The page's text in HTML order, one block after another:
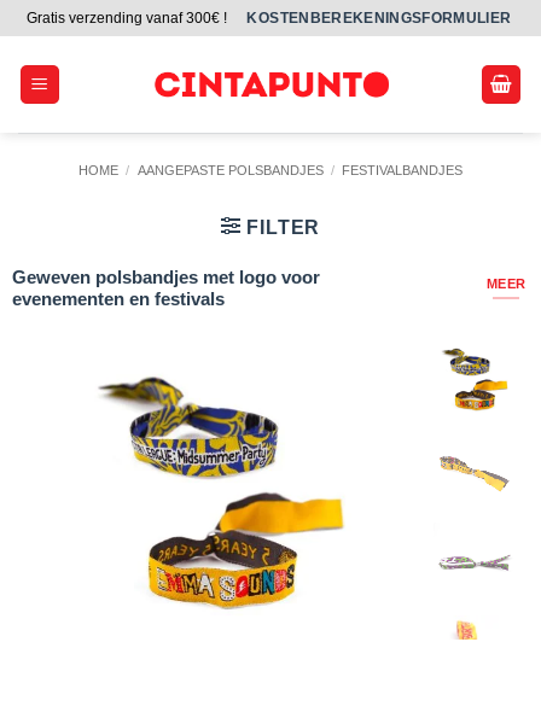
inhoud
Gratis verzending vanaf 300€ ! KOSTENBEREKENINGSFORMULIER
HOME / AANGEPASTE POLSBANDJES / FESTIVALBANDJES
FILTER
Geweven polsbandjes met logo voor
evenementen en festivals
MEER